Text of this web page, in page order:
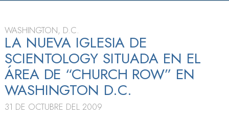
VISITAR
GRAN
INAUGURACIÓN
WASHINGTON, D.C.
LA NUEVA IGLESIA DE
SCIENTOLOGY SITUADA EN EL
ÁREA DE “CHURCH ROW” EN
WASHINGTON D.C.
31 DE OCTUBRE DEL 2009